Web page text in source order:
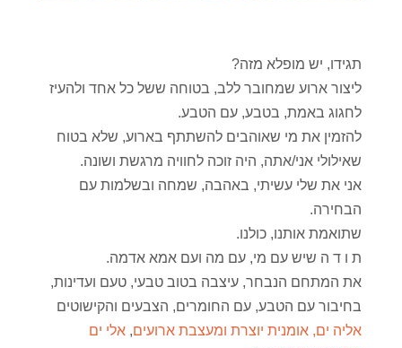
תגידו, יש מופלא מזה?
ליצור ארוע שמחובר ללב, בטוחה ששל כל אחד ולהעיז
לחגוג באמת, בטבע, עם הטבע.
להזמין את מי שאוהבים להשתתף בארוע, שלא בטוח
שאילולי אני/אתה, היה זוכה לחוויה מרגשת ושונה.
אני את שלי עשיתי, באהבה, שמחה ובשלמות עם
הבחירה.
שתואמת אותנו, כולנו.
ת ו ד ה שיש עם מי, עם מה ועם אמא אדמה.
את המתחם הנבחר, עיצבה בטוב טבעי, טעם ועדינות,
בחיבור עם הטבע, עם החומרים, הצבעים והקישוטים
אליה ים, אומנית יוצרת ומעצבת ארועים, אלי ים